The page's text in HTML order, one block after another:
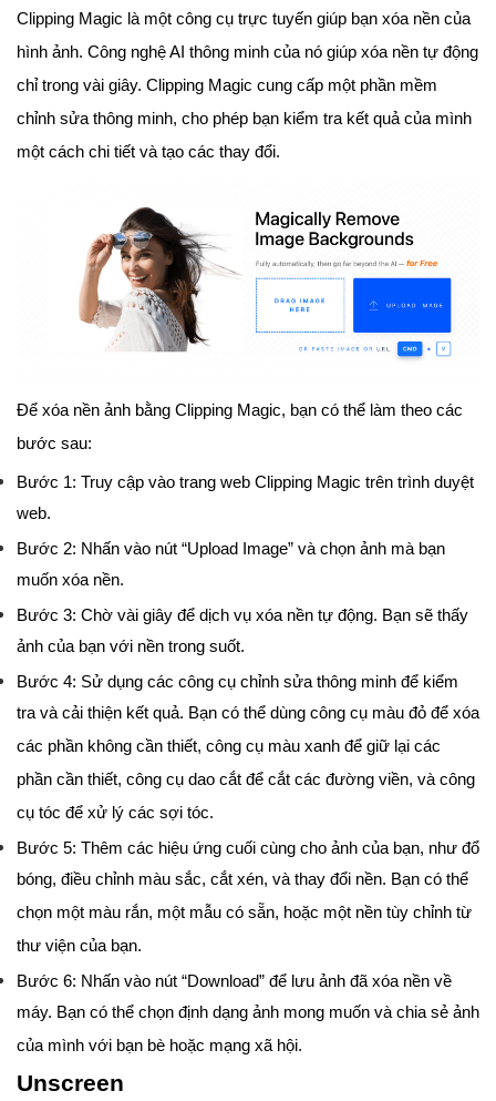
Clipping Magic là một công cụ trực tuyến giúp bạn xóa nền của
hình ảnh. Công nghệ AI thông minh của nó giúp xóa nền tự động
chỉ trong vài giây. Clipping Magic cung cấp một phần mềm
chỉnh sửa thông minh, cho phép bạn kiểm tra kết quả của mình
một cách chi tiết và tạo các thay đổi.
Để xóa nền ảnh bằng Clipping Magic, bạn có thể làm theo các
bước sau:
Bước 1: Truy cập vào trang web Clipping Magic trên trình duyệt
web.
Bước 2: Nhấn vào nút “Upload Image” và chọn ảnh mà bạn
muốn xóa nền.
Bước 3: Chờ vài giây để dịch vụ xóa nền tự động. Bạn sẽ thấy
ảnh của bạn với nền trong suốt.
Bước 4: Sử dụng các công cụ chỉnh sửa thông minh để kiểm
tra và cải thiện kết quả. Bạn có thể dùng công cụ màu đỏ để xóa
các phần không cần thiết, công cụ màu xanh để giữ lại các
phần cần thiết, công cụ dao cắt để cắt các đường viền, và công
cụ tóc để xử lý các sợi tóc.
Bước 5: Thêm các hiệu ứng cuối cùng cho ảnh của bạn, như đổ
bóng, điều chỉnh màu sắc, cắt xén, và thay đổi nền. Bạn có thể
chọn một màu rắn, một mẫu có sẵn, hoặc một nền tùy chỉnh từ
thư viện của bạn.
Bước 6: Nhấn vào nút “Download” để lưu ảnh đã xóa nền về
máy. Bạn có thể chọn định dạng ảnh mong muốn và chia sẻ ảnh
của mình với bạn bè hoặc mạng xã hội.
Unscreen